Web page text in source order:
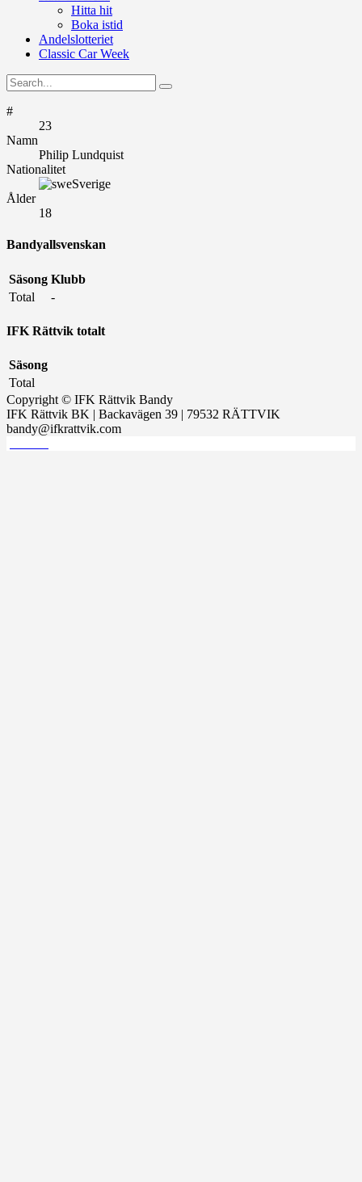
Hitta hit
Boka istid
Andelslotteriet
Classic Car Week
#
23
Namn
Philip Lundquist
Nationalitet
Sverige
Ålder
18
Bandyallsvenskan
Säsong Klubb
Total
-
IFK Rättvik totalt
Säsong
Total
Copyright © IFK Rättvik Bandy
IFK Rättvik BK | Backavägen 39 | 79532 RÄTTVIK
bandy@ifkrattvik.com